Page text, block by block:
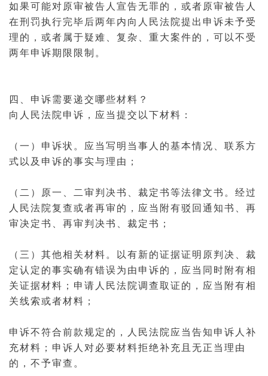
如果可能对原审被告人宣告无罪的，或者原审被告人
在刑罚执行完毕后两年内向人民法院提出申诉未予受
理的，或者属于疑难、复杂、重大案件的，可以不受
两年申诉期限限制。
四、申诉需要递交哪些材料？
向人民法院申诉，应当提交以下材料：
（一） 申诉状 。应当写明当事人的基本情况、联系方
式以及申诉的事实与理由；
（二）原一、 二审 判决书 裁定书等法律文书 。经过
人民法院复查或者再审 的，应当附有驳回通知书、再
审决定书、再审判 决书、 裁定书 ；
（三）其他相关材料。以有新的证据证明原判决、裁
定认定的事实确有错误为由申诉的，应当同时附有相
关证据材料；申请人民法院调查取证 的，应当附有相
关线索或者材料；
申诉不符合前款规定的，人民法院应当告知申诉人补
充材料；申诉人对必要材料拒绝补充且无正当理由
的，不予审查。